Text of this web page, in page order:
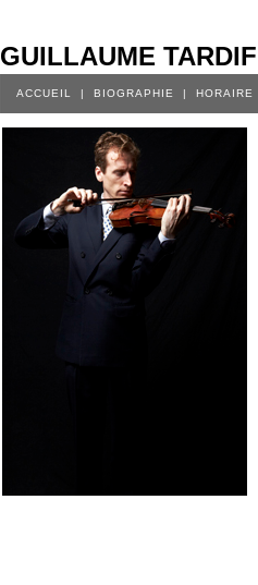
GUILLAUME TARDIF
ACCUEIL | BIOGRAPHIE | HORAIRE